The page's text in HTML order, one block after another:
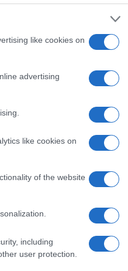
like cookies on
advertising
like cookies on
of the website
including
user protection.
gestor
son:
Algunas